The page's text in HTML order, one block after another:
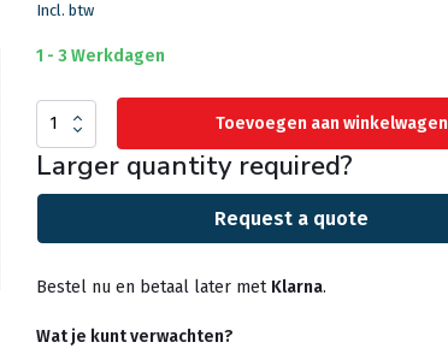
Incl. btw
1 - 3 Werkdagen
Toevoegen aan winkelwagen
Larger quantity required?
Request a quote
Bestel nu en betaal later met Klarna.
Wat je kunt verwachten?